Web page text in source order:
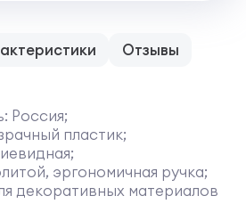
Отзывы
Россия;
пластик;
эргономичная ручка;
декоративных материалов